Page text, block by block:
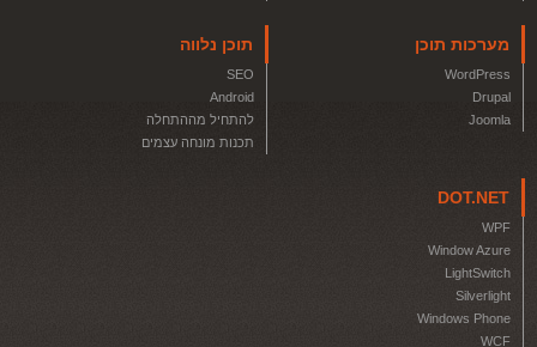
מערכות תוכן
WordPress
Drupal
Joomla
תוכן נלווה
SEO
Android
להתחיל מההתחלה
תכנות מונחה עצמים
DOT.NET
WPF
Window Azure
LightSwitch
Silverlight
Windows Phone
WCF